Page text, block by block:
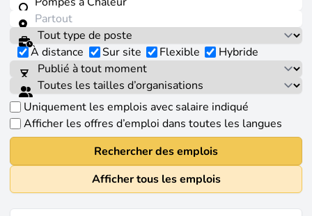
À distance Sur site Flexible Hybride
Uniquement les emplois avec salaire indiqué
Afficher les offres d’emploi dans toutes les langues
Rechercher des emplois
Afficher tous les emplois